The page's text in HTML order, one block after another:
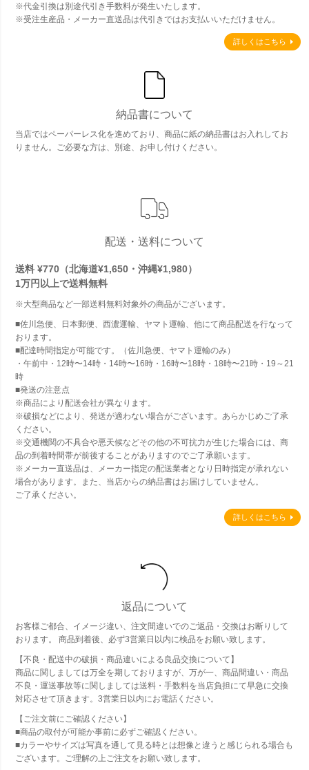
※代金引換は別途代引き手数料が発生いたします。
※受注生産品・メーカー直送品は代引きではお支払いいただけません。
詳しくはこちら
納品書について
当店ではペーパーレス化を進めており、商品に紙の納品書はお入れしてお
りません。ご必要な方は、別途、お申し付けください。
配送・送料について
送料 ¥770（北海道¥1,650・沖縄¥1,980）
1万円以上で送料無料
※大型商品など一部送料無料対象外の商品がございます。
■佐川急便、日本郵便、西濃運輸、ヤマト運輸、他にて商品配送を行なって
おります。
■配達時間指定が可能です。（佐川急便、ヤマト運輸のみ）
・午前中・12時〜14時・14時〜16時・16時〜18時・18時〜21時・19～21
時
■発送の注意点
※商品により配送会社が異なります。
※破損などにより、発送が適わない場合がございます。あらかじめご了承
ください。
※交通機関の不具合や悪天候などその他の不可抗力が生じた場合には、商
品の到着時間帯が前後することがありますのでご了承願います。
※メーカー直送品は、メーカー指定の配送業者となり日時指定が承れない
場合があります。また、当店からの納品書はお届けしていません。
ご了承ください。
詳しくはこちら
返品について
お客様ご都合、イメージ違い、注文間違いでのご返品・交換はお断りして
おります。 商品到着後、必ず3営業日以内に検品をお願い致します。
【不良・配送中の破損・商品違いによる良品交換について】
商品に関しましては万全を期しておりますが、万が一、商品間違い・商品
不良・運送事故等に関しましては送料・手数料を当店負担にて早急に交換
対応させて頂きます。3営業日以内にお電話ください。
【ご注文前にご確認ください】
■商品の取付が可能か事前に必ずご確認ください。
■カラーやサイズは写真を通して見る時とは想像と違うと感じられる場合も
ございます。ご理解の上ご注文をお願い致します。